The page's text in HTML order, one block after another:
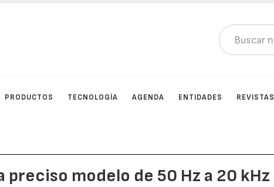
PRODUCTOS TECNOLOGÍA AGENDA ENTIDADES REVISTAS
modelo de 50 Hz a 20 kHz